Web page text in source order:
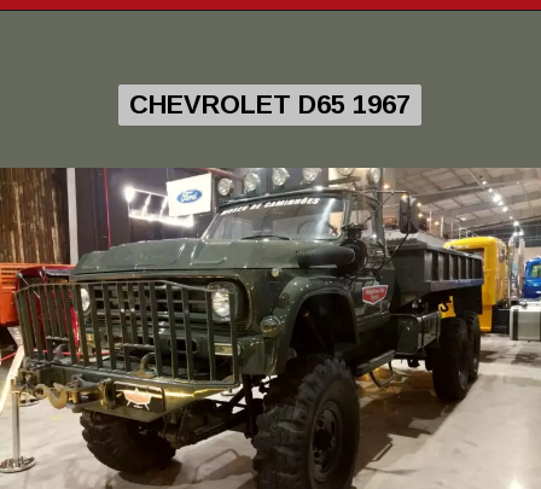
CHEVROLET D65 1967
CHEVROLET D65 1967